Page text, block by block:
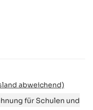
abweichend)
für Schulen und